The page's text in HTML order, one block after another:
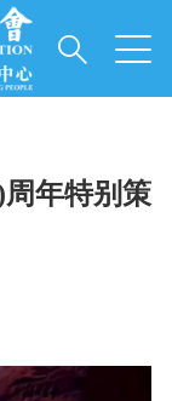
年特别策